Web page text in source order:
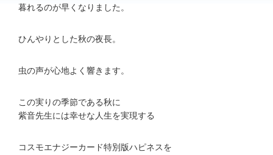
暮れるのが早くなりました。
ひんやりとした秋の夜長。
虫の声が心地よく響きます。
この実りの季節である秋に
紫音先生には幸せな人生を実現する
コスモエナジーカード特別版ハピネスを